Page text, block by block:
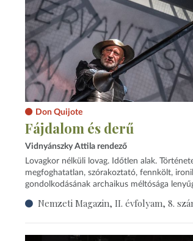
Don Quijote
Fájdalom és derű
Vidnyánszky Attila rendező
Lovagkor nélküli lovag. Időtlen alak.
megfoghatatlan, szórakoztató, fennkölt,
gondolkodásának archaikus méltósága
Nemzeti Magazin, II. évfolyam, 8.